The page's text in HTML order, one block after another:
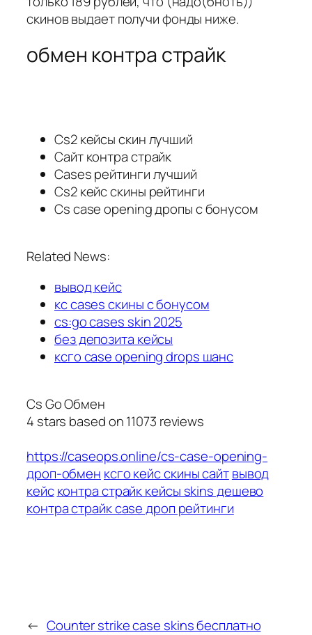
скинов выдает получи фонды ниже.
обмен контра страйк
Cs2 кейсы скин лучший
Сайт контра страйк
Cases рейтинги лучший
Cs2 кейс скины рейтинги
Cs case opening дропы с бонусом
Related News:
вывод кейс
кс cases скины с бонусом
cs:go cases skin 2025
без депозита кейсы
ксго case opening drops шанс
Cs Go Обмен
4 stars based on11073 reviews
https://caseops.online/cs-case-opening-
дроп-обмен ксго кейс скины сайтвывод
кейс контра страйк кейсы skins дешево
контра страйк case дроп рейтинги
← Counter strike case skins бесплатно